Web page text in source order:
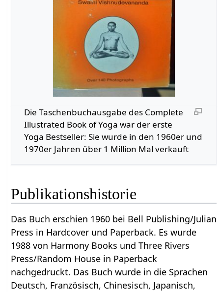
Die Taschenbuchausgabe des Complete
Illustrated Book of Yoga war der erste
Yoga Bestseller: Sie wurde in den 1960er und
1970er Jahren über 1 Million Mal verkauft
Publikationshistorie
Das Buch erschien 1960 bei Bell Publishing/Julian
Press in Hardcover und Paperback. Es wurde
1988 von Harmony Books und Three Rivers
Press/Random House in Paperback
nachgedruckt. Das Buch wurde in die Sprachen
Deutsch, Französisch, Chinesisch, Japanisch,